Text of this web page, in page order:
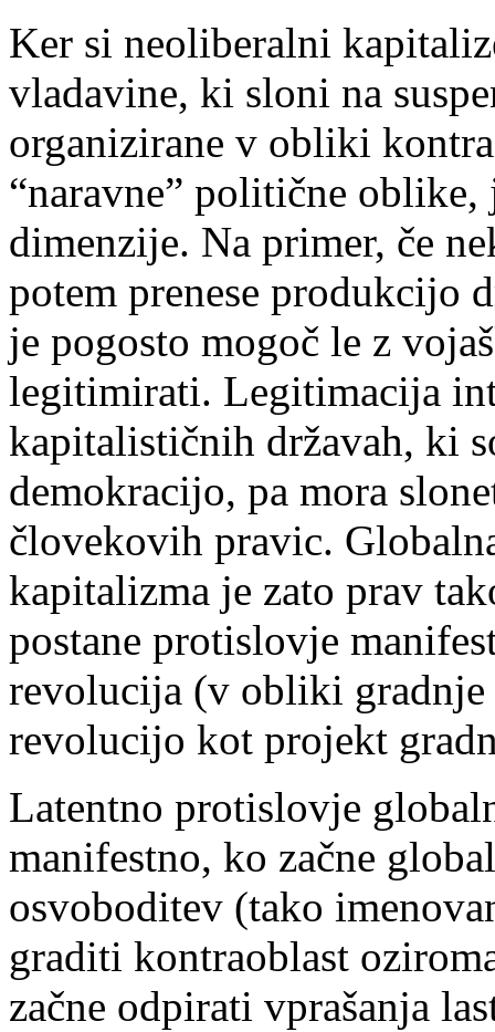
Ker si neoliberalni
vladavine, ki sloni na
organizirane v obliki
“naravne” politične
dimenzije. Na primer, če
potem prenese produkcijo
je pogosto mogoč le z
legitimirati. Legitimacija
kapitalističnih državah, ki
demokracijo, pa mora
človekovih pravic.
kapitalizma je zato prav
postane protislovje
revolucija (v obliki
revolucijo kot projekt
Latentno protislovje
manifestno, ko začne
osvoboditev (tako
graditi kontraoblast
začne odpirati vprašanja